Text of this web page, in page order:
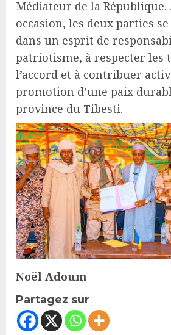
Médiateur de la République.
occasion, les deux parties
dans un esprit de
patriotisme, à respecter les
l’accord et à contribuer
promotion d’une paix
province du Tibesti.
Noël Adoum
Partagez sur